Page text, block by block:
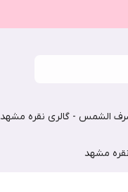
الشمس - گالری نقره مشهد
مشهد